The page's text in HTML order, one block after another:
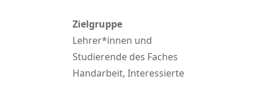
Zielgruppe
Lehrer*innen und
Studierende des Faches
Handarbeit, Interessierte